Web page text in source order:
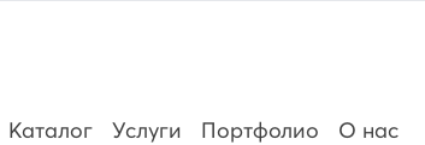
Каталог Услуги Портфолио О нас